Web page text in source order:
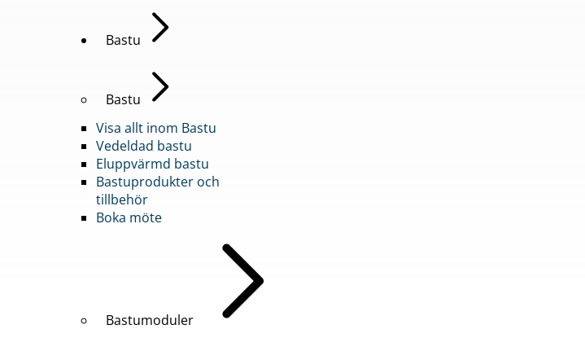
Bastu
Bastu
Visa allt inom Bastu
Vedeldad bastu
Eluppvärmd bastu
Bastuprodukter och
tillbehör
Boka möte
Bastumoduler